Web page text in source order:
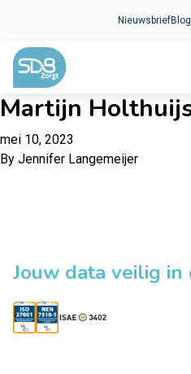
NieuwsbriefBlog
Martijn
mei 10, 2023
By Jennifer Langemeijer
Jouw data veilig in